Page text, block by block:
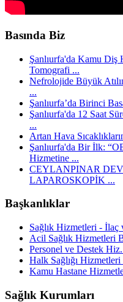
Basında Biz
Şanlıurfa'da Kamu Diş
Tomografi ...
Nefrolojide Büyük
...
Şanlıurfa’da Birinci
Şanlıurfa'da 12 Saat
...
Artan Hava
Şanlıurfa'da Bir İlk:
Hizmetine ...
CEYLANPINAR
LAPAROSKOPİK ...
Başkanlıklar
Sağlık Hizmetleri - İlaç
Acil Sağlık Hizmetleri
Personel ve Destek Hiz.
Halk Sağlığı Hizmetleri
Kamu Hastane
Sağlık Kurumları